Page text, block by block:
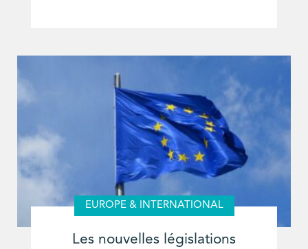
EUROPE & INTERNATIONAL
Les nouvelles législations